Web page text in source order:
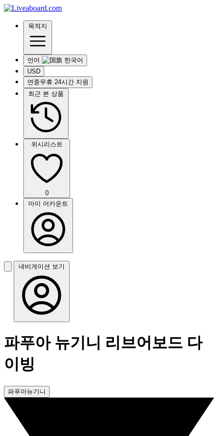
목적지
언어
USD
연중무휴 24시간 지원
최근 본 상품
위시리스트
0
마이 어카운트
네비게이션 보기
파푸아 뉴기니 리브어보드 다
이빙
파푸아뉴기니